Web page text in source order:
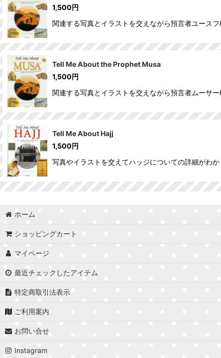
1,500円
関連する写真とイラストを交えながら預言者ユース
Tell Me About the Prophet Musa
1,500円
関連する写真とイラストを交えながら預言者ムーサ
Tell Me About Hajj
1,500円
写真やイラストを交えてハッジについての詳細がわか
ホーム
ショッピングカート
マイページ
最近チェックしたアイテム
特定商取引法表示
ご利用案内
お問い合せ
Instagram